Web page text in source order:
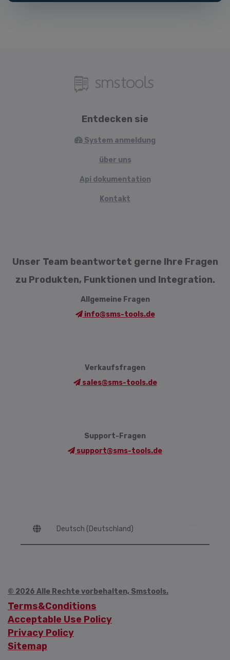
Entdecken sie
System anmeldung
über uns
Api dokumentation
Kontakt
Unser Team beantwortet gerne Ihre Fragen
zu Produkten, Funktionen und Integration.
Allgemeine Fragen
info@sms-tools.de
Verkaufsfragen
sales@sms-tools.de
Support-Fragen
support@sms-tools.de
© 2026 Alle Rechte vorbehalten, Smstools.
Terms&Conditions
Acceptable Use Policy
Privacy Policy
Sitemap